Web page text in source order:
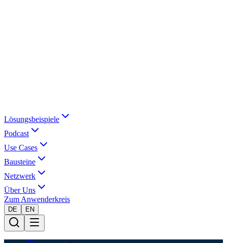
Lösungsbeispiele
Podcast
Use Cases
Bausteine
Netzwerk
Über Uns
Zum Anwenderkreis
DE EN